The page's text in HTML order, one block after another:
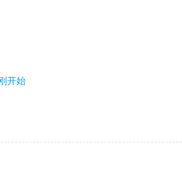
开始